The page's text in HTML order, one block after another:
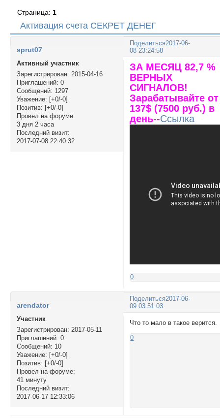
Активация счета СЕКРЕТ ДЕНЕГ
Страница: 1
Поделиться2017-06-
08 23:24:58
sprut07
Активный участник
Зарегистрирован: 2015-04-16
Приглашений: 0
Сообщений: 1297
Уважение: [+0/-0]
Позитив: [+0/-0]
Провел на форуме:
3 дня 2 часа
Последний визит:
2017-07-08 22:40:32
ЗА МЕСЯЦ 82,7 %
ВЕРНЫХ
СИГНАЛОВ!
Зарабатывайте от
137$ (7500 руб.) в
день--Ссылка
0
Поделиться2017-06-
09 03:51:03
arendator
Участник
Зарегистрирован: 2017-05-11
Приглашений: 0
Сообщений: 10
Уважение: [+0/-0]
Позитив: [+0/-0]
Провел на форуме:
41 минуту
Последний визит:
2017-06-17 12:33:06
Что то мало в такое верится.
0